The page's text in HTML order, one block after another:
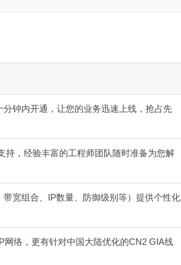
钟内开通，让您的业务迅速上线，抢占先
持，经验丰富的工程师团队随时准备为您解
宽组合、IP数量、防御级别等）提供个性化
络，更有针对中国大陆优化的CN2 GIA线